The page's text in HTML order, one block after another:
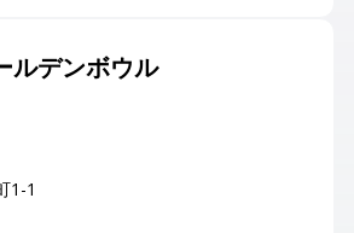
ルデンボウル
1-1